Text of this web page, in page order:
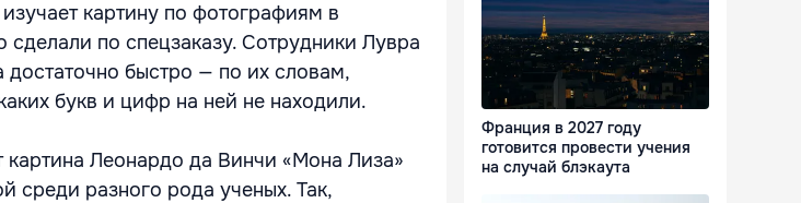
картину по фотографиям в
по спецзаказу. Сотрудники Лувра
достаточно быстро — по их словам,
букв и цифр на ней не находили.
Леонардо да Винчи «Мона Лиза»
среди разного рода ученых. Так,
Франция в 2027 году
готовится провести учения
на случай блэкаута